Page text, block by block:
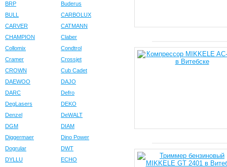
BRP
Buderus
BULL
CARBOLUX
CARVER
CATMANN
CHAMPION
Claber
Collomix
Condtrol
Cramer
Crossjet
CROWN
Cub Cadet
DAEWOO
DAJO
DARC
Defro
DegLasers
DEKO
Denzel
DeWALT
DGM
DIAM
Diggermaer
Dino Power
Dogrular
DWT
DYLLU
ECHO